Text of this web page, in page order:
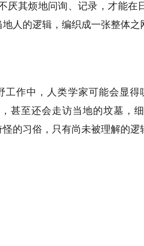
厌其烦地问询、记录，才能
人的逻辑，编织成一张整体之
工作中，人类学家可能会显
甚至还会走访当地的坟墓，
的习俗，只有尚未被理解的逻